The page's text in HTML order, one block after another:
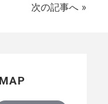
次の記事へ »